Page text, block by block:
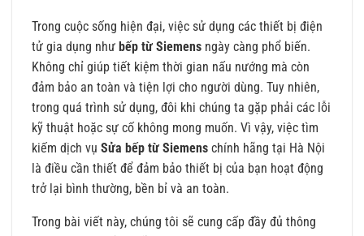
Trong cuộc sống hiện đại, việc sử dụng các thiết bị điện
tử gia dụng như bếp từ Siemens ngày càng phổ biến.
Không chỉ giúp tiết kiệm thời gian nấu nướng mà còn
đảm bảo an toàn và tiện lợi cho người dùng. Tuy nhiên,
trong quá trình sử dụng, đôi khi chúng ta gặp phải các lỗi
kỹ thuật hoặc sự cố không mong muốn. Vì vậy, việc tìm
kiếm dịch vụ Sửa bếp từ Siemens chính hãng tại Hà Nội
là điều cần thiết để đảm bảo thiết bị của bạn hoạt động
trở lại bình thường, bền bỉ và an toàn.
Trong bài viết này, chúng tôi sẽ cung cấp đầy đủ thông